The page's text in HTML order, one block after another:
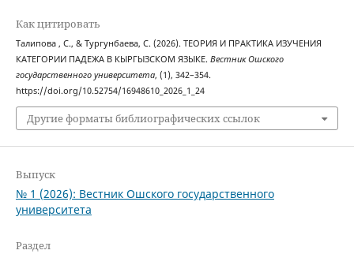
Как цитировать
Талипова , С., & Тургунбаева, С. (2026). ТЕОРИЯ И ПРАКТИКА ИЗУЧЕНИЯ
КАТЕГОРИИ ПАДЕЖА В КЫРГЫЗСКОМ ЯЗЫКЕ. Вестник Ошского
государственного университета, (1), 342–354.
https://doi.org/10.52754/16948610_2026_1_24
Другие форматы библиографических ссылок
Выпуск
№ 1 (2026): Вестник Ошского государственного
университета
Раздел